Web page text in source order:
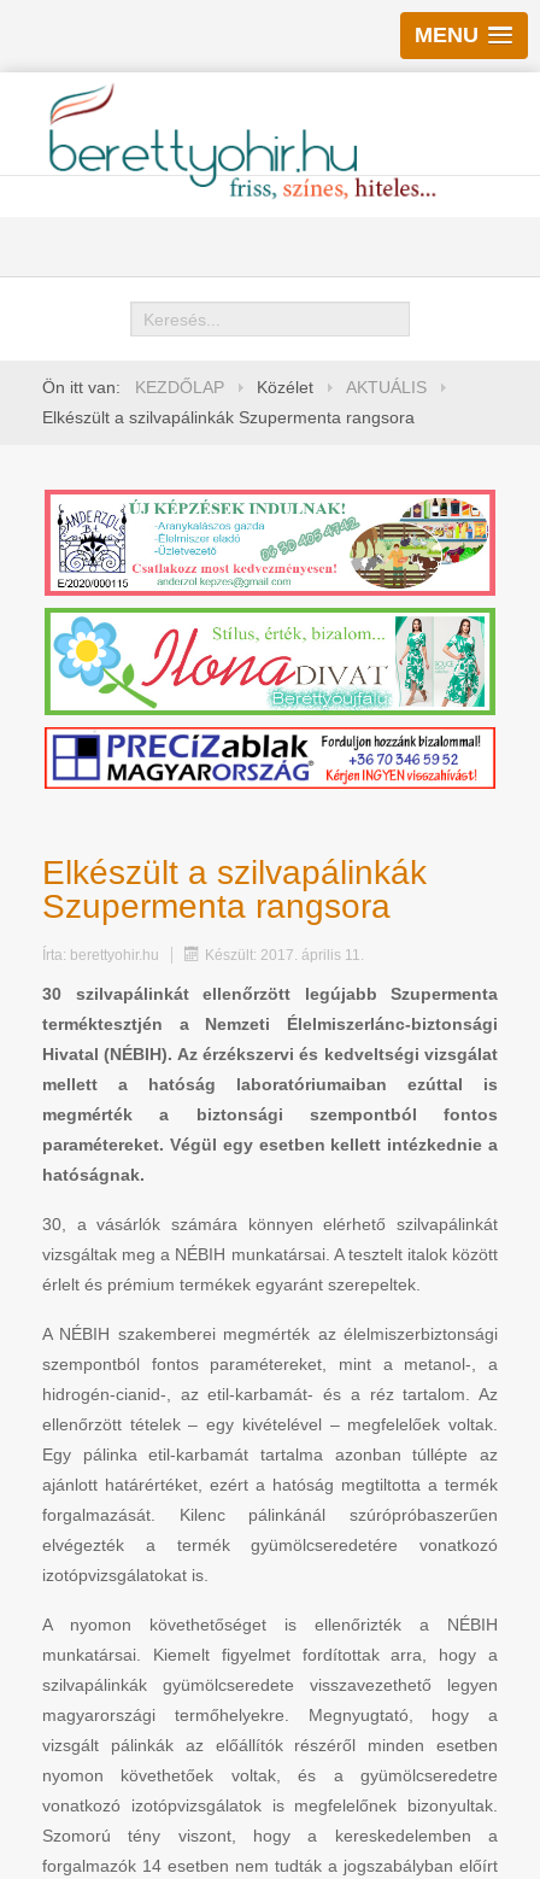
MENU
Keresés
Ön itt van: KEZDŐLAP Közélet
AKTUÁLIS
Elkészült a szilvapálinkák Szupermenta rangsora
Elkészült a szilvapálinkák
Szupermenta rangsora
Írta: berettyohir.hu Készült: 2017. április 11.
30 szilvapálinkát ellenőrzött legújabb Szupermenta
terméktesztjén a Nemzeti Élelmiszerlánc-biztonsági
Hivatal (NÉBIH). Az érzékszervi és kedveltségi vizsgálat
mellett a hatóság laboratóriumaiban ezúttal is
megmérték a biztonsági szempontból fontos
paramétereket. Végül egy esetben kellett intézkednie a
hatóságnak.
30, a vásárlók számára könnyen elérhető szilvapálinkát
vizsgáltak meg a NÉBIH munkatársai. A tesztelt italok között
érlelt és prémium termékek egyaránt szerepeltek.
A NÉBIH szakemberei megmérték az élelmiszerbiztonsági
szempontból fontos paramétereket, mint a metanol-, a
hidrogén-cianid-, az etil-karbamát- és a réz tartalom. Az
ellenőrzött tételek – egy kivételével – megfelelőek voltak.
Egy pálinka etil-karbamát tartalma azonban túllépte az
ajánlott határértéket, ezért a hatóság megtiltotta a termék
forgalmazását. Kilenc pálinkánál szúrópróbaszerűen
elvégezték a termék gyümölcseredetére vonatkozó
izotópvizsgálatokat is.
A nyomon követhetőséget is ellenőrizték a NÉBIH
munkatársai. Kiemelt figyelmet fordítottak arra, hogy a
szilvapálinkák gyümölcseredete visszavezethető legyen
magyarországi termőhelyekre. Megnyugtató, hogy a
vizsgált pálinkák az előállítók részéről minden esetben
nyomon követhetőek voltak, és a gyümölcseredetre
vonatkozó izotópvizsgálatok is megfelelőnek bizonyultak.
Szomorú tény viszont, hogy a kereskedelemben a
forgalmazók 14 esetben nem tudták a jogszabályban előírt